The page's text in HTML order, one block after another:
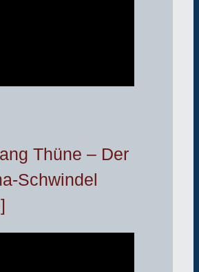
Thüne – Der
Schwindel